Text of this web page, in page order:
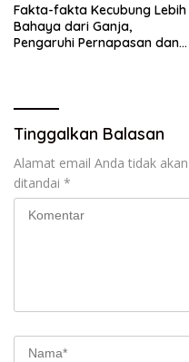
Fakta-fakta Kecubung Lebih
Bahaya dari Ganja,
Pengaruhi Pernapasan dan
Tinggalkan Balasan
Alamat email Anda tidak
ditandai *